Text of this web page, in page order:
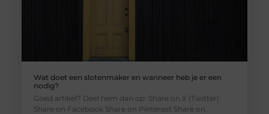
Wat doet een slotenmaker en wanneer heb je er een
nodig?
Goed artikel? Deel hem dan op: Share on X (Twitter)
Share on Facebook Share on Pinterest Share on